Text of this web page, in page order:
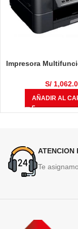
Impresora
S/
AÑADIR AL
ATENCION
Te